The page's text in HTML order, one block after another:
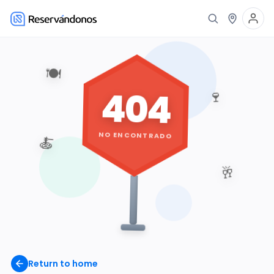
Return to home
🍽️
🍷
🥂
🍝
404
NO ENCONTRADO